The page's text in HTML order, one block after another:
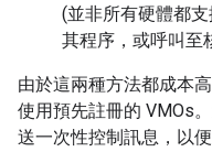
(並非所有硬體都
其程序，或呼叫至
由於這兩種方法都成本
使用預先註冊的 VMOs
送一次性控制訊息，以